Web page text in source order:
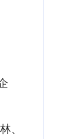
、